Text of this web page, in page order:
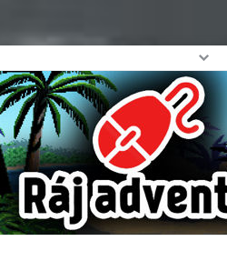
Registrace Home